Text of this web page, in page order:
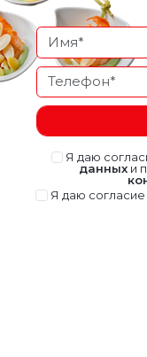
Я даю
данныхи
Я даю согласие